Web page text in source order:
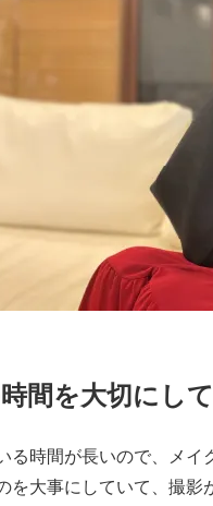
間を大切にして
る時間が長いので、メ
を大事にしていて、撮影